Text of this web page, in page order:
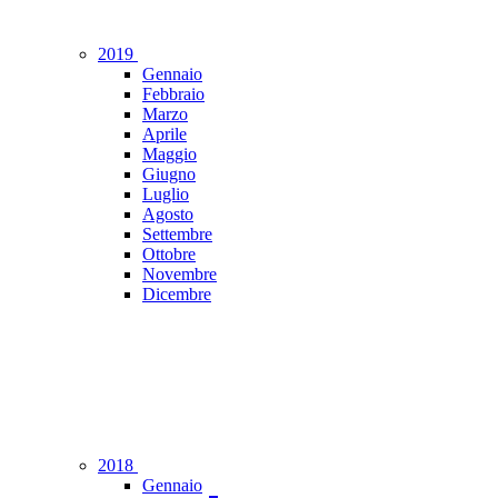
2019
Gennaio
Febbraio
Marzo
Aprile
Maggio
Giugno
Luglio
Agosto
Settembre
Ottobre
Novembre
Dicembre
2018
Gennaio